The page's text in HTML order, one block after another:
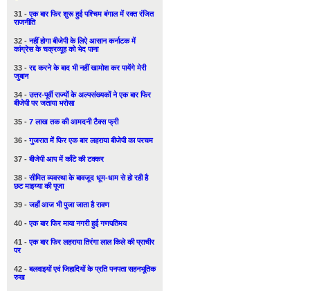
31 -एक बार फिर शुरू हुई पश्चिम बंगाल में रक्त रंजित
राजनीति
32 -नहीं होगा बीजेपी के लिऐ आसान कर्नाटक में
कांग्रेस के चक्रव्यूह को भेद पाना
33 -रद्द करने के बाद भी नहीं खामोश कर पायेंगे मेरी
जुबान
34 -उत्तर-पूर्वी राज्यों के अल्पसंख्यकों ने एक बार फिर
बीजेपी पर जताया भरोसा
35 - 7 लाख तक की आमदनी टैक्स फ्री
36 -गुजरात में फिर एक बार लहराया बीजेपी का परचम
37 -बीजेपी आप में काँटे की टक्कर
38 -सीमित व्यवस्था के बावजूद धूम-धाम से हो रही है
छट माइय्या की पूजा
39 -जहाँ आज भी पुजा जाता है रावण
40 -एक बार फिर माया नगरी हुई गणपतिमय
41 -एक बार फिर लहराया तिरंगा लाल किले की प्राचीर
पर
42 -बलवाइयों एवं जिहादियों के प्रति पनपता सहनभूतिक
रुख